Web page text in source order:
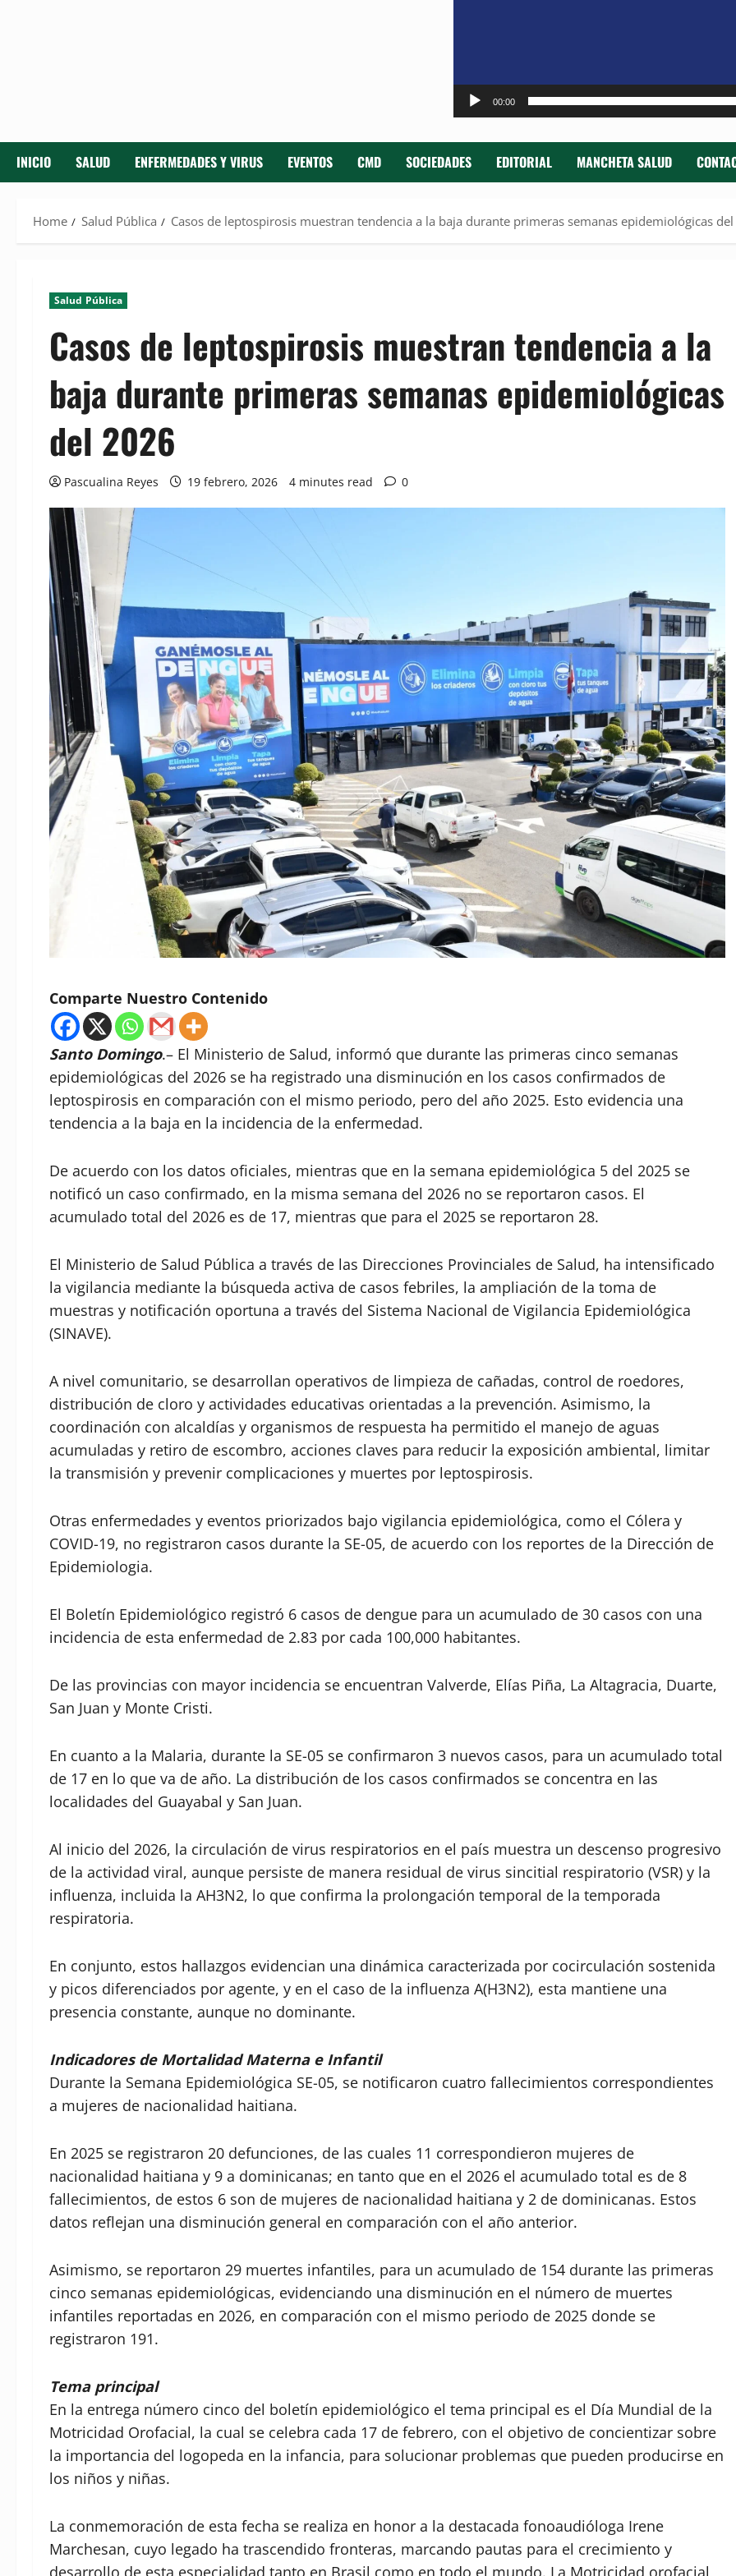
00:00
INICIO SALUD ENFERMEDADES Y VIRUS EVENTOS CMD SOCIEDADES EDITORIAL MANCHETA SALUD
Home Salud Pública Casos de leptospirosis muestran tendencia a la baja durante primeras semanas epidemiológicas
Salud Pública
Casos de leptospirosis muestran tendencia a la
baja durante primeras semanas epidemiológicas
del 2026
Pascualina Reyes 19 febrero, 2026 4 minutes read 0
Comparte Nuestro Contenido
Santo Domingo.– El Ministerio de Salud, informó que durante las primeras cinco semanas
epidemiológicas del 2026 se ha registrado una disminución en los casos confirmados de
leptospirosis en comparación con el mismo periodo, pero del año 2025. Esto evidencia una
tendencia a la baja en la incidencia de la enfermedad.
De acuerdo con los datos oficiales, mientras que en la semana epidemiológica 5 del 2025 se
notificó un caso confirmado, en la misma semana del 2026 no se reportaron casos. El
acumulado total del 2026 es de 17, mientras que para el 2025 se reportaron 28.
El Ministerio de Salud Pública a través de las Direcciones Provinciales de Salud, ha intensificado
la vigilancia mediante la búsqueda activa de casos febriles, la ampliación de la toma de
muestras y notificación oportuna a través del Sistema Nacional de Vigilancia Epidemiológica
(SINAVE).
A nivel comunitario, se desarrollan operativos de limpieza de cañadas, control de roedores,
distribución de cloro y actividades educativas orientadas a la prevención. Asimismo, la
coordinación con alcaldías y organismos de respuesta ha permitido el manejo de aguas
acumuladas y retiro de escombro, acciones claves para reducir la exposición ambiental, limitar
la transmisión y prevenir complicaciones y muertes por leptospirosis.
Otras enfermedades y eventos priorizados bajo vigilancia epidemiológica, como el Cólera y
COVID-19, no registraron casos durante la SE-05, de acuerdo con los reportes de la Dirección de
Epidemiologia.
El Boletín Epidemiológico registró 6 casos de dengue para un acumulado de 30 casos con una
incidencia de esta enfermedad de 2.83 por cada 100,000 habitantes.
De las provincias con mayor incidencia se encuentran Valverde, Elías Piña, La Altagracia, Duarte,
San Juan y Monte Cristi.
En cuanto a la Malaria, durante la SE-05 se confirmaron 3 nuevos casos, para un acumulado total
de 17 en lo que va de año. La distribución de los casos confirmados se concentra en las
localidades del Guayabal y San Juan.
Al inicio del 2026, la circulación de virus respiratorios en el país muestra un descenso progresivo
de la actividad viral, aunque persiste de manera residual de virus sincitial respiratorio (VSR) y la
influenza, incluida la AH3N2, lo que confirma la prolongación temporal de la temporada
respiratoria.
En conjunto, estos hallazgos evidencian una dinámica caracterizada por cocirculación sostenida
y picos diferenciados por agente, y en el caso de la influenza A(H3N2), esta mantiene una
presencia constante, aunque no dominante.
Indicadores de Mortalidad Materna e Infantil
Durante la Semana Epidemiológica SE-05, se notificaron cuatro fallecimientos correspondientes
a mujeres de nacionalidad haitiana.
En 2025 se registraron 20 defunciones, de las cuales 11 correspondieron mujeres de
nacionalidad haitiana y 9 a dominicanas; en tanto que en el 2026 el acumulado total es de 8
fallecimientos, de estos 6 son de mujeres de nacionalidad haitiana y 2 de dominicanas. Estos
datos reflejan una disminución general en comparación con el año anterior.
Asimismo, se reportaron 29 muertes infantiles, para un acumulado de 154 durante las primeras
cinco semanas epidemiológicas, evidenciando una disminución en el número de muertes
infantiles reportadas en 2026, en comparación con el mismo periodo de 2025 donde se
registraron 191.
Tema principal
En la entrega número cinco del boletín epidemiológico el tema principal es el Día Mundial de la
Motricidad Orofacial, la cual se celebra cada 17 de febrero, con el objetivo de concientizar sobre
la importancia del logopeda en la infancia, para solucionar problemas que pueden producirse en
los niños y niñas.
La conmemoración de esta fecha se realiza en honor a la destacada fonoaudióloga Irene
Marchesan, cuyo legado ha trascendido fronteras, marcando pautas para el crecimiento y